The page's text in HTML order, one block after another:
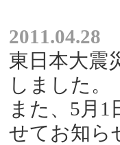
2011.04.28
東日本大震
しました。
また、5月
せてお知ら